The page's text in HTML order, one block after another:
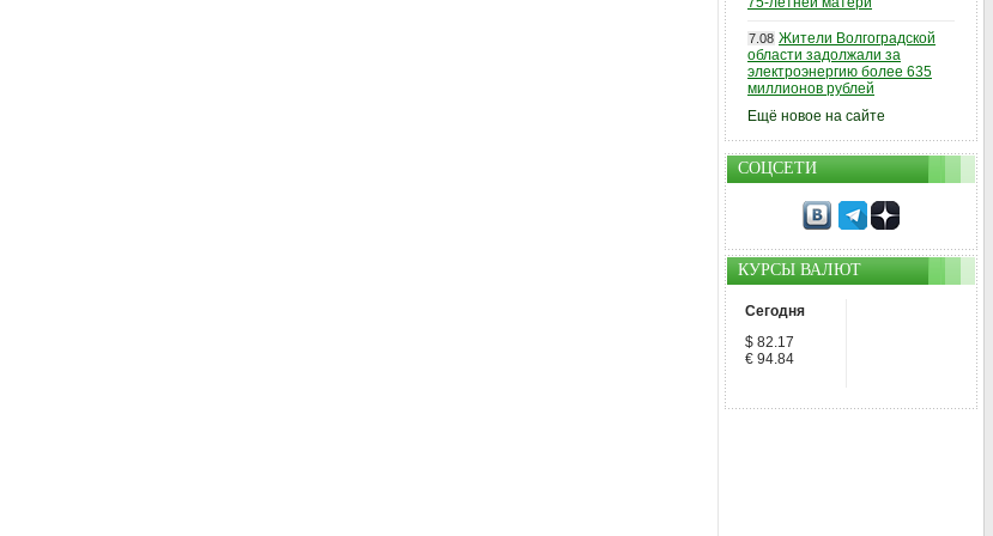
7.08 Жители Волгоградской
области задолжали за
электроэнергию более 635
миллионов рублей
Ещё новое на сайте
СОЦСЕТИ
КУРСЫ ВАЛЮТ
Сегодня
$ 82.17
€ 94.84